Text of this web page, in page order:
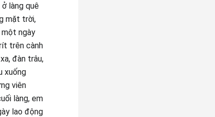
làng quê
mặt trời,
một ngày
trên cành
đàn trâu,
xuống
viên
làng, em
lao động